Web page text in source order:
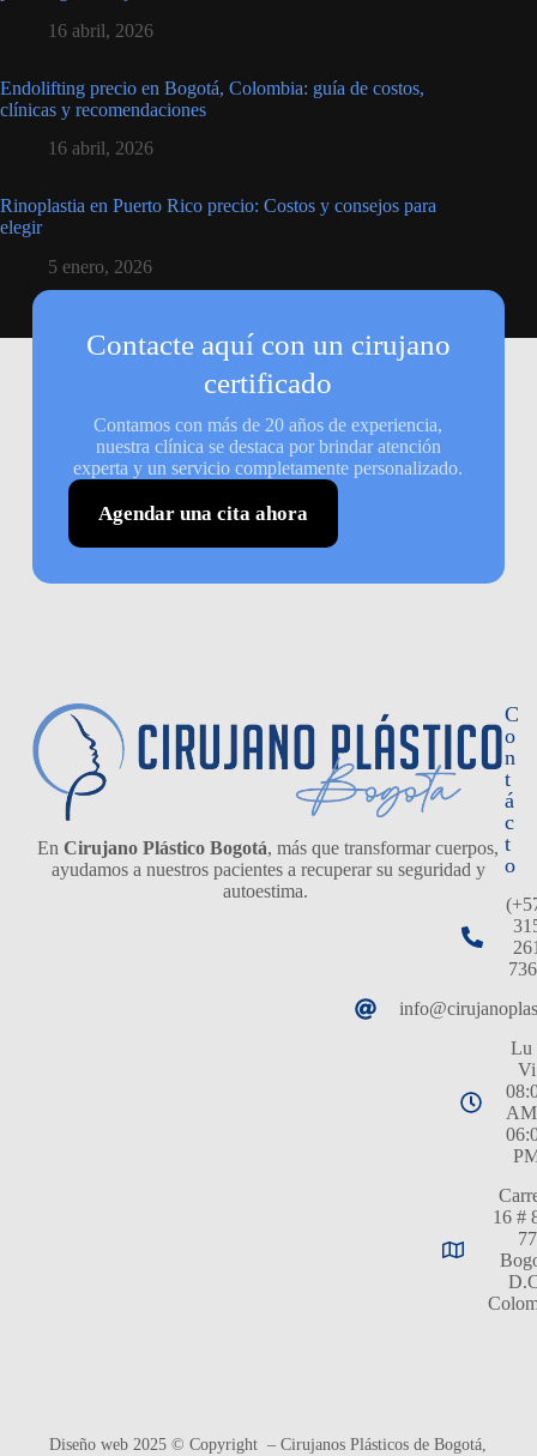
16 abril, 2026
Endolifting precio en Bogotá, Colombia: guía de costos,
clínicas y recomendaciones
16 abril, 2026
Rinoplastia en Puerto Rico precio: Costos y consejos para
elegir
5 enero, 2026
Contacte aquí con un cirujano
certificado
Contamos con más de 20 años de experiencia,
nuestra clínica se destaca por brindar atención
experta y un servicio completamente personalizado.
Agendar una cita ahora
En Cirujano Plástico Bogotá, más que transformar cuerpos,
ayudamos a nuestros pacientes a recuperar su seguridad y
autoestima.
C
o
n
t
á
c
t
o
Lu
Vi
16 #
77
Diseño web 2025 © Copyright – Cirujanos Plásticos de Bogotá,